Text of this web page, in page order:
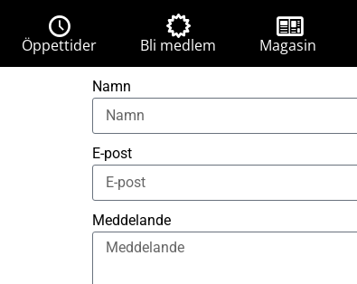
Öppettider Bli medlem Magasin
Namn
E-post
Meddelande